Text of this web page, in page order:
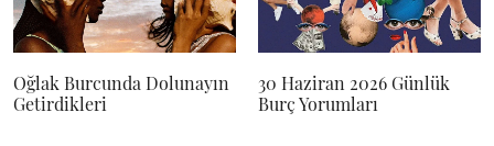
Oğlak Burcunda Dolunayın
Getirdikleri
30 Haziran 2026 Günlük
Burç Yorumları